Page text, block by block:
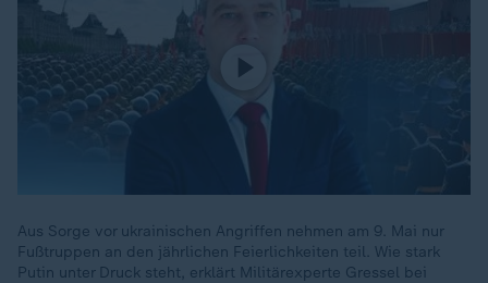
Aus Sorge vor ukrainischen Angriffen nehmen am 9. Mai nur
Fußtruppen an den jährlichen Feierlichkeiten teil. Wie stark
Putin unter Druck steht, erklärt Militärexperte Gressel bei